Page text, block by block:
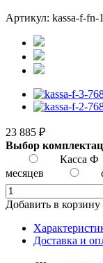
Артикул: kassa-f-fn-
23 885 ₽
Выбор
Касса Ф
месяцев
Добавить в корзину
Доставка и